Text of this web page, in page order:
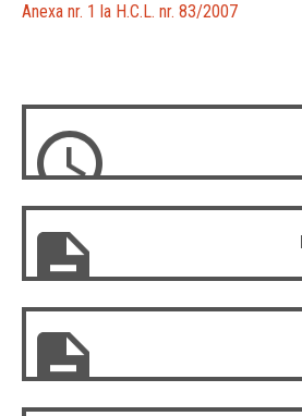
Anexa nr. 1 la H.C.L. nr. 83/2007